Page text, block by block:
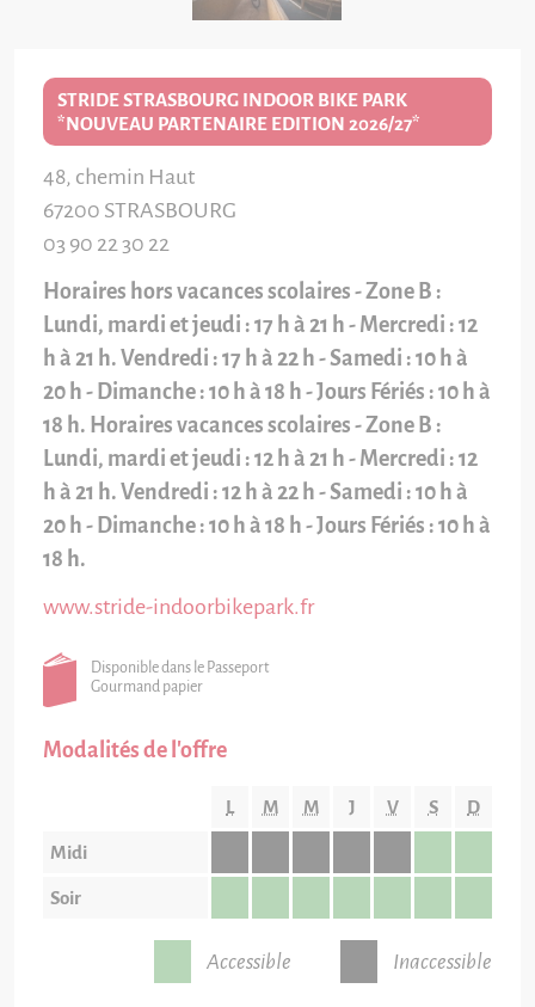
STRIDE STRASBOURG INDOOR BIKE PARK
*NOUVEAU PARTENAIRE EDITION 2026/27*
48, chemin Haut
67200 STRASBOURG
03 90 22 30 22
Horaires hors vacances scolaires - Zone B :
Lundi, mardi et jeudi : 17 h à 21 h - Mercredi : 12
h à 21 h. Vendredi : 17 h à 22 h - Samedi : 10 h à
20 h - Dimanche : 10 h à 18 h - Jours Fériés : 10 h à
18 h. Horaires vacances scolaires - Zone B :
Lundi, mardi et jeudi : 12 h à 21 h - Mercredi : 12
h à 21 h. Vendredi : 12 h à 22 h - Samedi : 10 h à
20 h - Dimanche : 10 h à 18 h - Jours Fériés : 10 h à
18 h.
www.stride-indoorbikepark.fr
Disponible dans le Passeport
Gourmand papier
Modalités de l'offre
L M M J V S D
Midi
Soir
Accessible Inaccessible